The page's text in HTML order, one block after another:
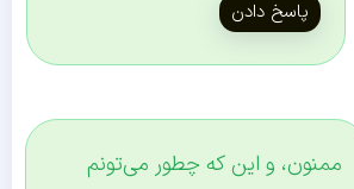
پاسخ دادن
ممنون، و این که چطور می‌تونم